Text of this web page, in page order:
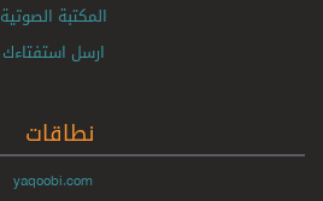
المكتبة الصوتية
ارسل استفتاءك
نطاقات
yaqoobi.com